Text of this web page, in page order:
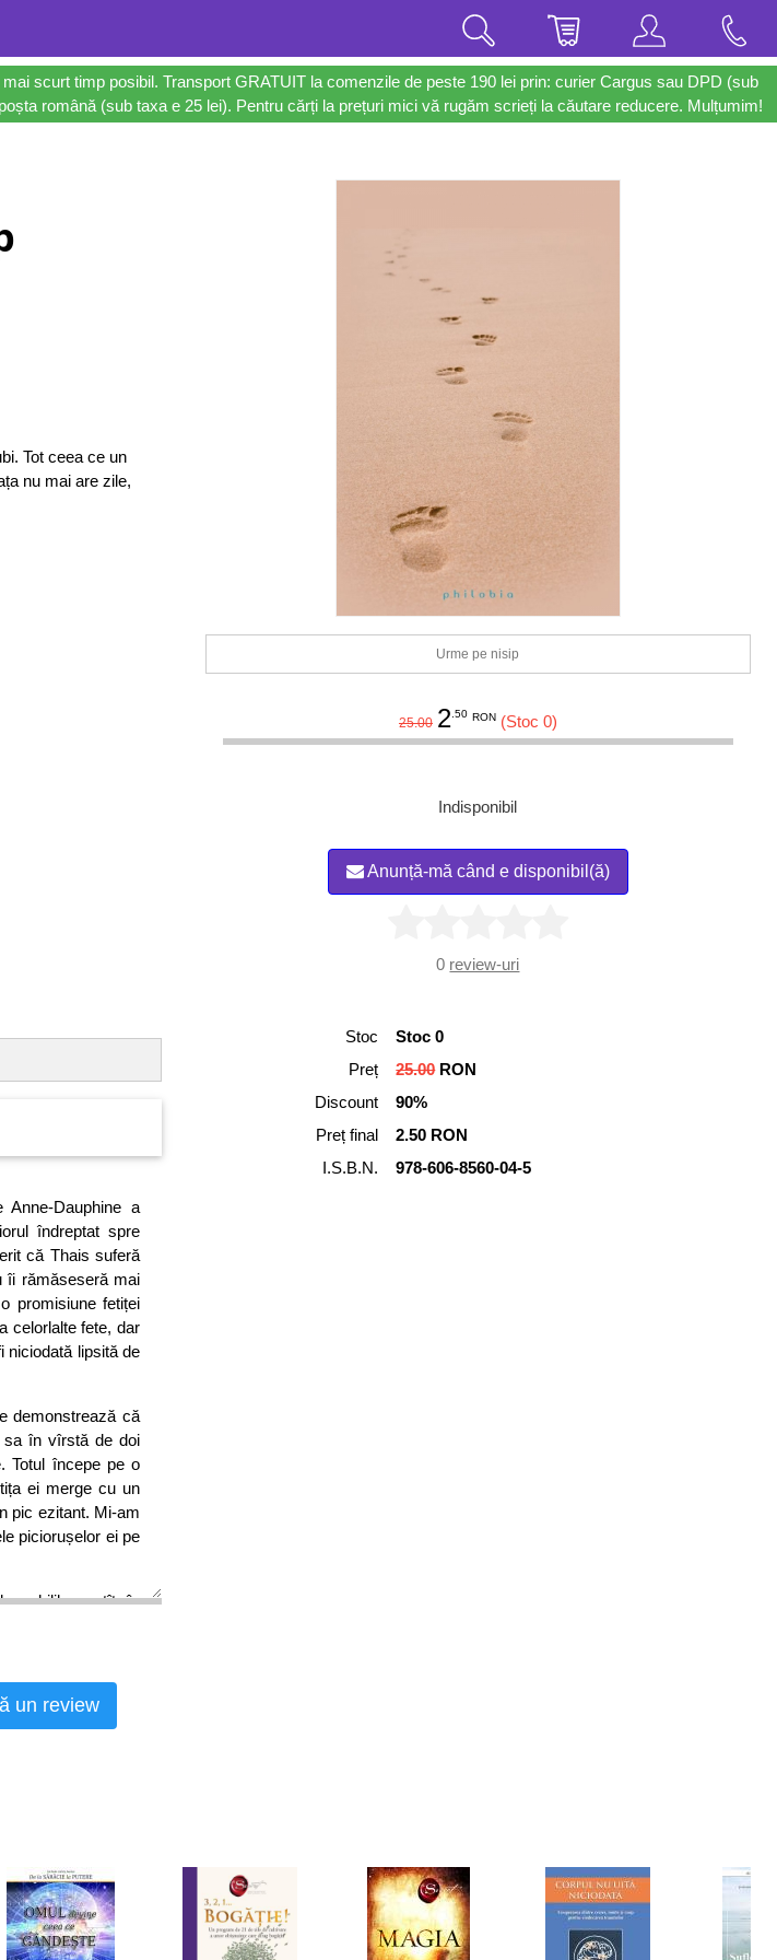
scurt timp posibil. Transport GRATUIT la comenzile de peste 190 lei prin: curier Cargus sau DPD (sub
română (sub taxa e 25 lei). Pentru cărți la prețuri mici vă rugăm scrieți la căutare reducere. Mulțumim!
Tot ceea ce un
nu mai are zile,
Urme pe nisip
25.00 2 .50 RON (Stoc 0)
Indisponibil
Anunță-mă când e disponibil(ă)
0 review-uri
Dauphine a
îndreptat spre
că Thais suferă
îi rămăseseră mai
promisiune fetiței
celorlalte fete, dar
niciodată lipsită de
demonstrează că
sa în vîrstă de doi
Totul începe pe o
ei merge cu un
pic ezitant. Mi-am
piciorușelor ei pe
atît în
că Thaïs este
boala, pas cu
nu mai auzea, nu
bine decît cu
Stoc
Stoc 0
Preț
25.00RON
Discount
90%
Preț final
2.50 RON
I.S.B.N.
978-606-8560-04-5
un review